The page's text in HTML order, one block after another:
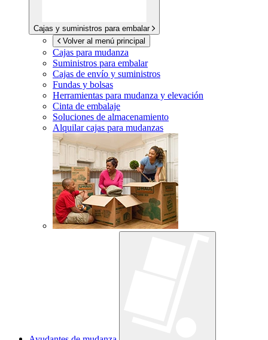
Cajas y suministros para embalar
Volver al menú principal
Cajas para mudanza
Suministros para embalar
Cajas de envío y suministros
Fundas y bolsas
Herramientas para mudanza y elevación
Cinta de embalaje
Soluciones de almacenamiento
Alquilar cajas para mudanzas